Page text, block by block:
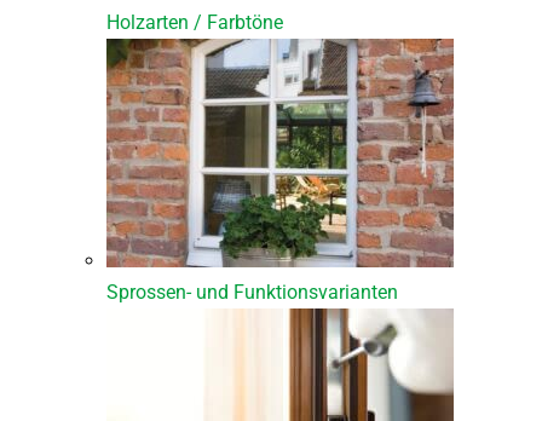
Holzarten / Farbtöne
Sprossen- und Funktionsvarianten